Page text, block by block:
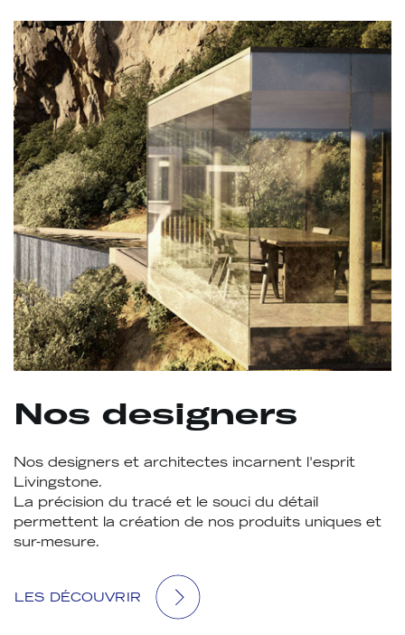
Nos designers
Nos designers et architectes incarnent l'esprit
Livingstone.
La précision du tracé et le souci du détail
permettent la création de nos produits uniques et
sur-mesure.
LES DÉCOUVRIR